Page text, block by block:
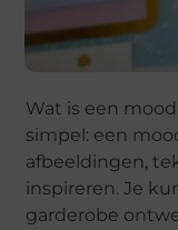
Wat is een
simpel: een
afbeeldingen,
inspireren. Je
garderobe